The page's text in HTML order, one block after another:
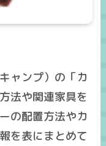
ャンプ）の「カ
法や関連家具を
の配置方法やカ
を表にまとめて